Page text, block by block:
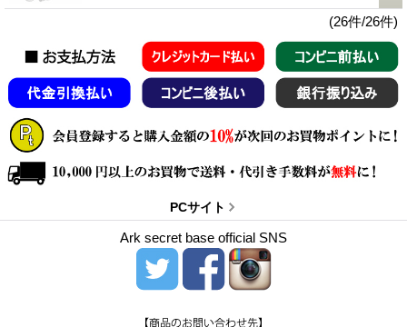
(26件/26件)
PCサイト
Ark secret base official SNS